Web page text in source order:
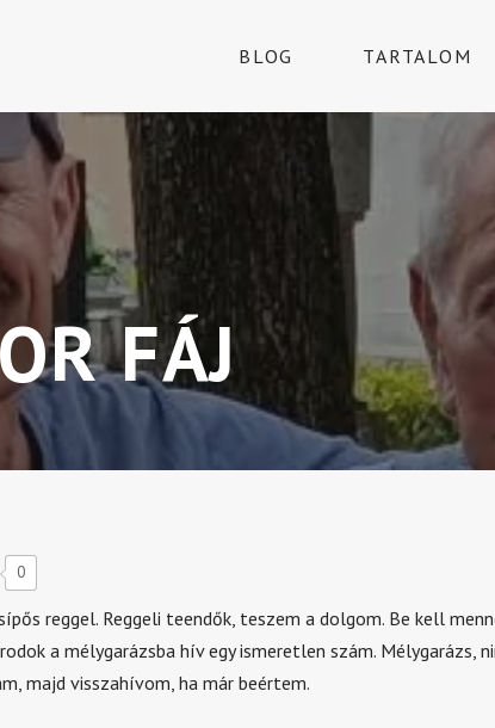
BLOG TARTALOM
FÁJ
0
reggel. Reggeli teendők, teszem a dolgom. Be kell
a mélygarázsba hív egy ismeretlen szám. Mélygarázs,
majd visszahívom, ha már beértem.